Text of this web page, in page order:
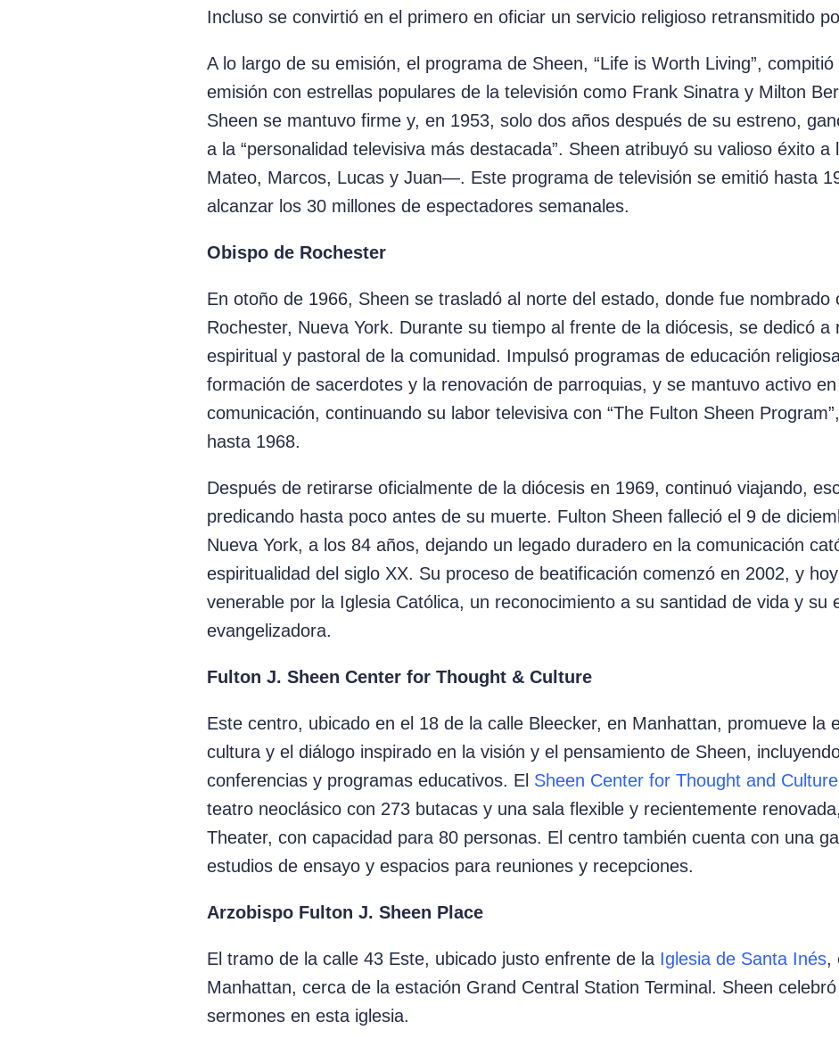
Incluso se convirtió en el primero en oficiar un servicio religioso retransmitido
A lo largo de su emisión, el programa de Sheen, “Life is Worth Living”,
emisión con estrellas populares de la televisión como Frank Sinatra y Milton
Sheen se mantuvo firme y, en 1953, solo dos años después de su estreno,
a la “personalidad televisiva más destacada”. Sheen atribuyó su valioso éxito
Mateo, Marcos, Lucas y Juan—. Este programa de televisión se emitió hasta
alcanzar los 30 millones de espectadores semanales.
Obispo de Rochester
En otoño de 1966, Sheen se trasladó al norte del estado, donde fue nombrado
Rochester, Nueva York. Durante su tiempo al frente de la diócesis, se dedicó a
espiritual y pastoral de la comunidad. Impulsó programas de educación
formación de sacerdotes y la renovación de parroquias, y se mantuvo activo
comunicación, continuando su labor televisiva con “The Fulton Sheen
hasta 1968.
Después de retirarse oficialmente de la diócesis en 1969, continuó viajando,
predicando hasta poco antes de su muerte. Fulton Sheen falleció el 9 de
Nueva York, a los 84 años, dejando un legado duradero en la comunicación
espiritualidad del siglo XX. Su proceso de beatificación comenzó en 2002, y
venerable por la Iglesia Católica, un reconocimiento a su santidad de vida y su
evangelizadora.
Fulton J. Sheen Center for Thought & Culture
Este centro, ubicado en el 18 de la calle Bleecker, en Manhattan, promueve la
cultura y el diálogo inspirado en la visión y el pensamiento de Sheen,
conferencias y programas educativos. El Sheen Center for Thought and Culture
teatro neoclásico con 273 butacas y una sala flexible y recientemente
Theater, con capacidad para 80 personas. El centro también cuenta con una
estudios de ensayo y espacios para reuniones y recepciones.
Arzobispo Fulton J. Sheen Place
El tramo de la calle 43 Este, ubicado justo enfrente de la Iglesia de Santa Inés,
Manhattan, cerca de la estación Grand Central Station Terminal. Sheen
sermones en esta iglesia.